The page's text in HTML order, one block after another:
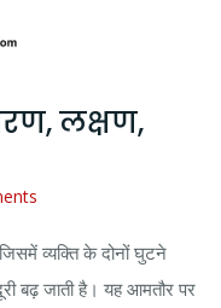
लक्षण,
व्यक्ति के दोनों घुटने
बढ़ जाती है। यह आमतौर पर